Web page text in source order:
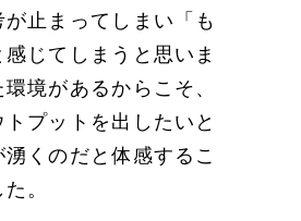
が止まってしまい「も
じてしまうと思いま
境があるからこそ、
プットを出したいと
くのだと体感するこ
。